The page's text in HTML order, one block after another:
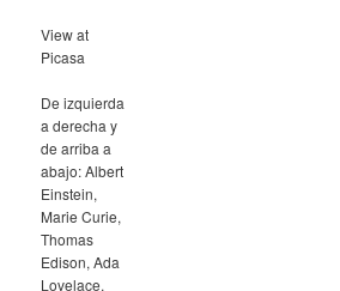
View at
Picasa
De izquierda
a derecha y
de arriba a
abajo: Albert
Einstein,
Marie Curie,
Thomas
Edison, Ada
Lovelace,